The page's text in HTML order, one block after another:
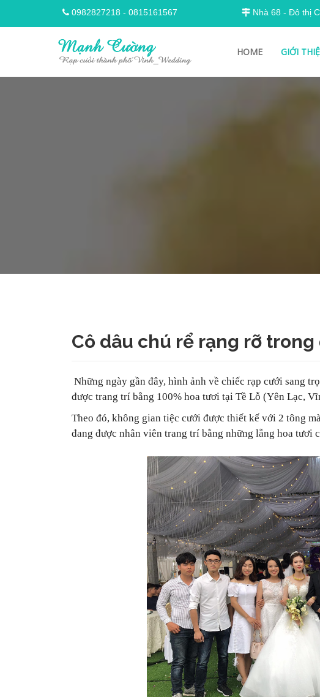
0982827218 - 0815161567 Nhà 68 - Đô thị
HOME GIỚI
Cô dâu chú rể rạng rỡ
Những ngày gần đây, hình ảnh về chiếc rạp cưới sang
được trang trí bằng 100% hoa tươi tại Tề Lỗ (Yên Lạc,
Theo đó, không gian tiệc cưới được thiết kế với 2 tông
đang được nhân viên trang trí bằng những lẵng hoa tươi